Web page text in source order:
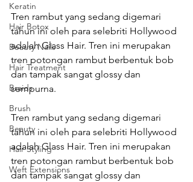
Keratin
Hair Botox
Beauty Nails
Hair Treatment
Braids
Brush
Beauty
Hair Styling
Weft Extensions
Tren rambut yang sedang digemari
tahun ini oleh para selebriti Hollywood
adalah Glass Hair. Tren ini merupakan
tren potongan rambut berbentuk bob
dan tampak sangat glossy dan
sempurna.
Tren rambut yang sedang digemari
tahun ini oleh para selebriti Hollywood
adalah Glass Hair. Tren ini merupakan
tren potongan rambut berbentuk bob
dan tampak sangat glossy dan